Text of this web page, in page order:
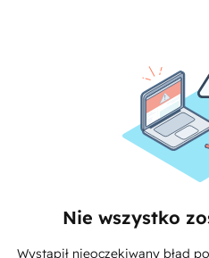
Nie wszystko
Wystąpił nieoczekiwany błąd